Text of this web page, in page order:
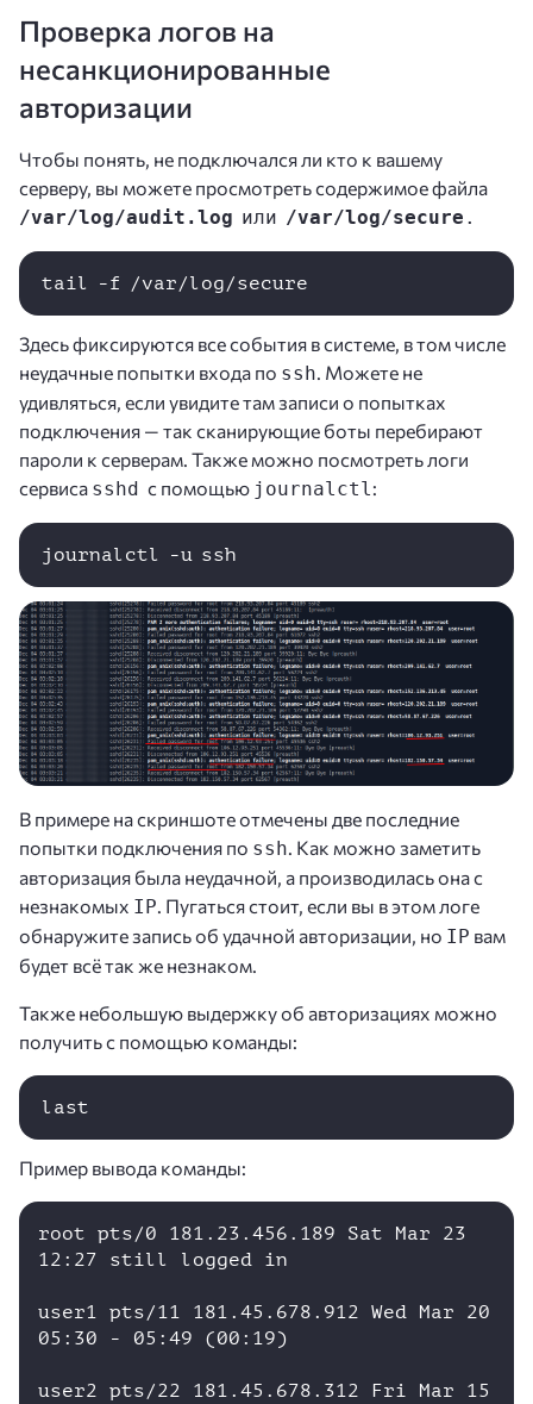
Проверка логов на
несанкционированные
авторизации
Чтобы понять, не подключался ли кто к вашему
серверу, вы можете просмотреть содержимое файла
/var/log/audit.log или /var/log/secure .
tail -f /var/log/secure
Здесь фиксируются все события в системе, в том числе
неудачные попытки входа по ssh. Можете не
удивляться, если увидите там записи о попытках
подключения — так сканирующие боты перебирают
пароли к серверам. Также можно посмотреть логи
сервиса sshd с помощью journalctl:
journalctl -u ssh
В примере на скриншоте отмечены две последние
попытки подключения по ssh . Как можно заметить
авторизация была неудачной, а производилась она с
незнакомых IP . Пугаться стоит, если вы в этом логе
обнаружите запись об удачной авторизации, но IP вам
будет всё так же незнаком.
Также небольшую выдержку об авторизациях можно
получить с помощью команды:
last
Пример вывода команды:
root pts/0 181.23.456.189 Sat Mar 23
12:27 still logged in
user1 pts/11 181.45.678.912 Wed Mar 20
05:30 - 05:49 (00:19)
user2 pts/22 181.45.678.312 Fri Mar 15